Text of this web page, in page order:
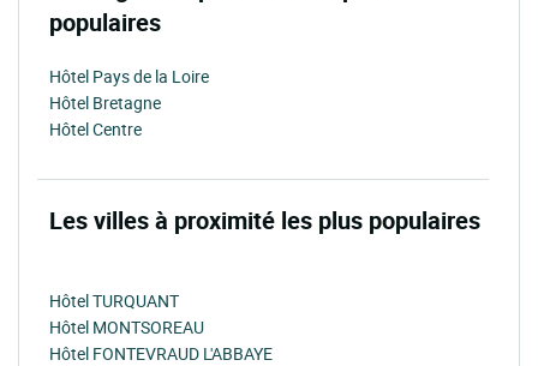
populaires
Hôtel Pays de la Loire
Hôtel Bretagne
Hôtel Centre
Les villes à proximité les plus populaires
Hôtel TURQUANT
Hôtel MONTSOREAU
Hôtel FONTEVRAUD L'ABBAYE